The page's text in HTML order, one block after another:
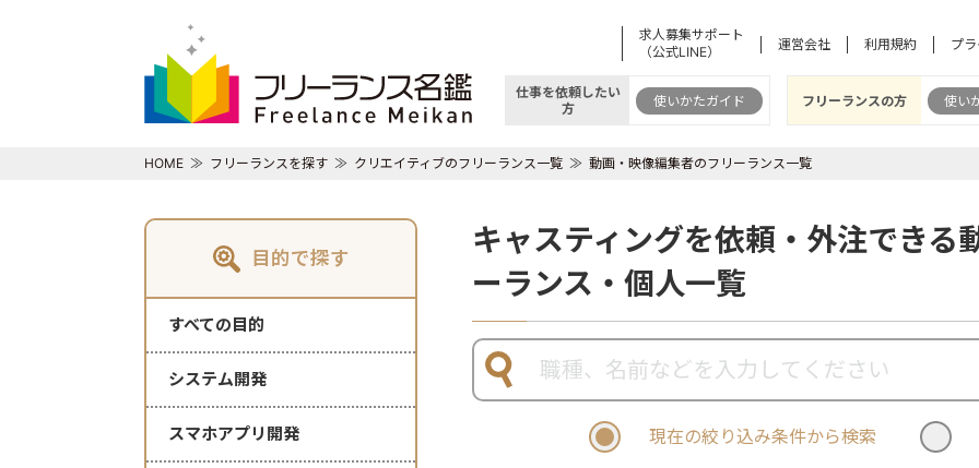
求人募集サポート
（公式LINE）
運営会社 利用規約 プ
仕事を依頼したい
方
使いかたガイド フリーランスの方 使い
HOME フリーランスを探す クリエイティブのフリーランス一覧 動画・映像編集者のフリーランス一覧
目的で探す
すべての目的
システム開発
スマホアプリ開発
キャスティングを依頼・外注できる
ーランス・個人一覧
現在の絞り込み条件から検索